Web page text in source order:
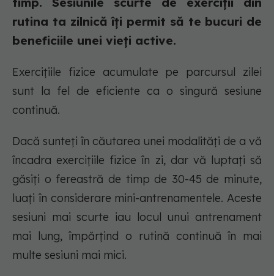
rutina ta zilnică îți permit să te bucuri de
beneficiile unei vieți active.
Exercițiile fizice acumulate pe parcursul zilei
sunt la fel de eficiente ca o singură sesiune
continuă.
Dacă sunteți în căutarea unei modalități de a vă
încadra exercițiile fizice în zi, dar vă luptați să
găsiți o fereastră de timp de 30-45 de minute,
luați în considerare mini-antrenamentele. Aceste
sesiuni mai scurte iau locul unui antrenament
mai lung, împărțind o rutină continuă în mai
multe sesiuni mai mici.